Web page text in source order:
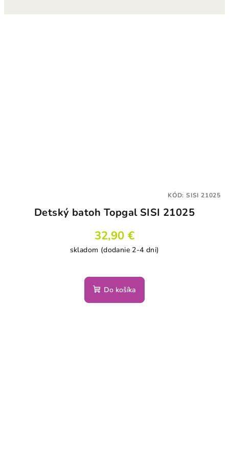
Detský batoh Topgal SISI 21025
32,90 €
skladom (dodanie 2-4 dni)
Do košíka
KÓD: SISI 21025